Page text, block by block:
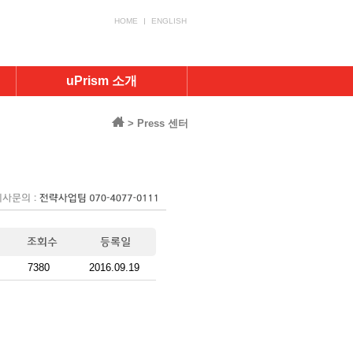
HOME ENGLISH
uPrism 소개
> Press 센터
7380 2016.09.19